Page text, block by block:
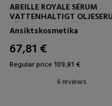
ABEILLE ROYALE SÉRUM
VATTENHALTIGT
FÖR UNGDOMAR
Ansiktskosmetika
67,81 €
Regular price 109,81 €
6 reviews